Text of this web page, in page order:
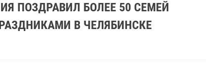
ПОЗДРАВИЛ БОЛЕЕ 50 СЕМЕЙ
В ЧЕЛЯБИНСКЕ